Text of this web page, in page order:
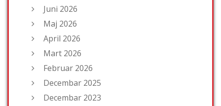
Juni 2026
Maj 2026
April 2026
Mart 2026
Februar 2026
Decembar 2025
Decembar 2023